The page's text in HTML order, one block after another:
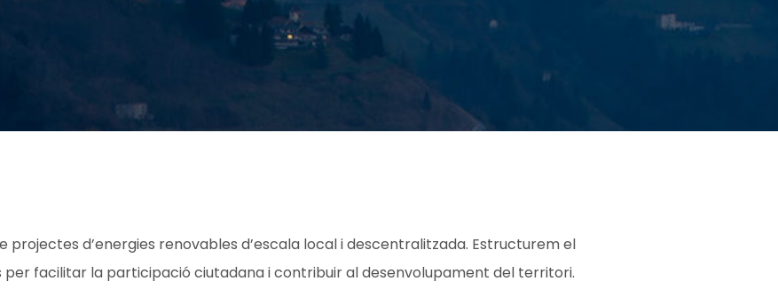
projectes d’energies renovables d’escala local i descentralitzada. Estructurem el
facilitar la participació ciutadana i contribuir al desenvolupament del territori.